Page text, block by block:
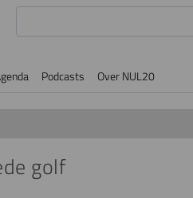
Podcasts Over NUL20
golf